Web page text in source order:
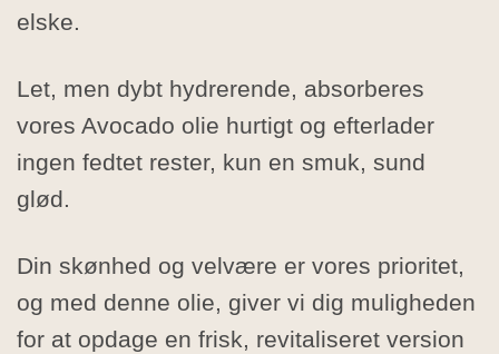
elske.
Let, men dybt hydrerende, absorberes
vores Avocado olie hurtigt og efterlader
ingen fedtet rester, kun en smuk, sund
glød.
Din skønhed og velvære er vores prioritet,
og med denne olie, giver vi dig muligheden
for at opdage en frisk, revitaliseret version